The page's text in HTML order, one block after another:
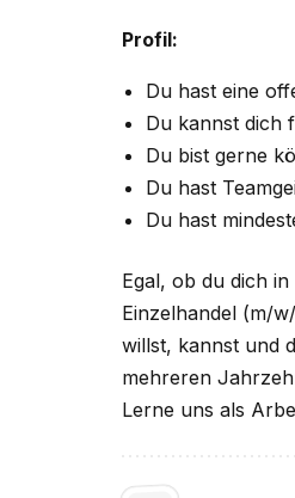
Profil:
Du hast eine
Du kannst dich
Du bist gerne
Du hast
Du hast
Egal, ob du dich
Einzelhandel (m/
willst, kannst und
mehreren
Lerne uns als